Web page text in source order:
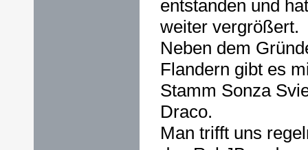
entstanden und
weiter vergrößert.
Neben dem
Flandern gibt es
Stamm Sonza
Draco.
Man trifft uns